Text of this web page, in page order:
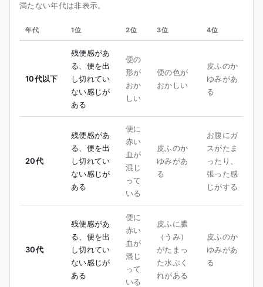
満たない年代は非表示。
年代 1位 2位 3位 4位
10代以下
残便感があ
る、便を出
し切れてい
ない感じが
ある
便の
形が
おか
しい
便の色が
おかしい
皮ふのか
ゆみがあ
る
20代
残便感があ
る、便を出
し切れてい
ない感じが
ある
便に
赤い
血が
混じ
って
いる
皮ふのか
ゆみがあ
る
お腹にガ
スがたま
ったり、
張った感
じがする
30代
残便感があ
る、便を出
し切れてい
ない感じが
ある
便に
赤い
血が
混じ
って
いる
皮ふに膿
（うみ）
がたまっ
た水ぶく
れがある
皮ふのか
ゆみがあ
る